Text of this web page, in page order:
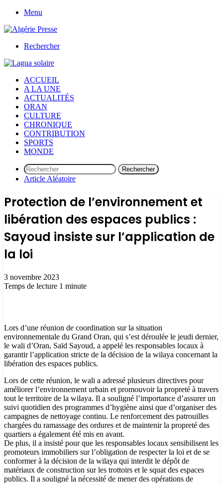
Menu
Rechercher
ACCUEIL
A LA UNE
ACTUALITÉS
ORAN
CULTURE
CHRONIQUE
CONTRIBUTION
SPORTS
MONDE
Rechercher
Article Aléatoire
Protection de l’environnement et
libération des espaces publics :
Sayoud insiste sur l’application de
la loi
3 novembre 2023
Temps de lecture 1 minute
Lors d’une réunion de coordination sur la situation
environnementale du Grand Oran, qui s’est déroulée le jeudi dernier,
le wali d’Oran, Saïd Sayoud, a appelé les responsables locaux à
garantir l’application stricte de la décision de la wilaya concernant la
libération des espaces publics.
Lors de cette réunion, le wali a adressé plusieurs directives pour
améliorer l’environnement urbain et promouvoir la propreté à travers
tout le territoire de la wilaya. Il a souligné l’importance d’assurer un
suivi quotidien des programmes d’hygiène ainsi que d’organiser des
campagnes de nettoyage continu. Le renforcement des patrouilles
chargées du ramassage des ordures et de maintenir la propreté des
quartiers a également été mis en avant.
De plus, il a insisté pour que les responsables locaux sensibilisent les
promoteurs immobiliers sur l’obligation de respecter la loi et de se
conformer à la décision de la wilaya qui interdit le dépôt de
matériaux de construction sur les trottoirs et le squat des espaces
publics. Il a souligné la nécessité de mener des opérations de